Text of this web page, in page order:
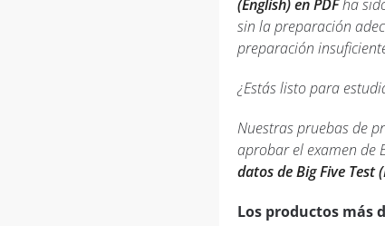
(English) en PDFha
sin la preparación
preparación
¿Estás listo para
Nuestras pruebas de
aprobar el examen de
datos de Big Five Test
Los productos más